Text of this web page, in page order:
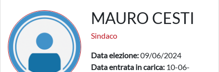
MAURO CESTI
Sindaco
Data elezione:09/06/2024
Data entrata in carica: 10-06-